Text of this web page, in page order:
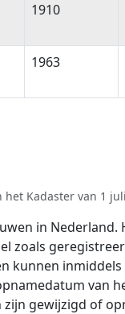
1910
1963
het Kadaster van 1
in Nederland.
zoals
kunnen
van
gewijzigd of